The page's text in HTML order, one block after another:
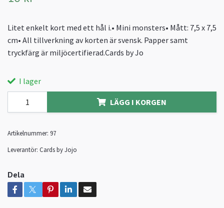
Litet enkelt kort med ett hål i.• Mini monsters• Mått: 7,5 x 7,5
cm• All tillverkning av korten är svensk. Papper samt
tryckfärg är miljöcertifierad.Cards by Jo
I lager
LÄGG I KORGEN
Artikelnummer: 97
Leverantör: Cards by Jojo
Dela